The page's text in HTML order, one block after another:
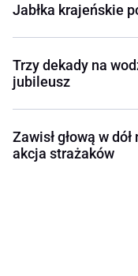
Jabłka krajeńskie
Trzy dekady na
jubileusz
Zawisł głową w
akcja strażaków